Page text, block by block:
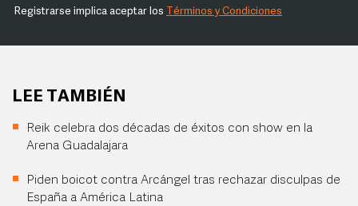
Registrarse implica aceptar los Términos y Condiciones
LEE TAMBIÉN
Reik celebra dos décadas de éxitos con show en la
Arena Guadalajara
Piden boicot contra Arcángel tras rechazar disculpas de
España a América Latina